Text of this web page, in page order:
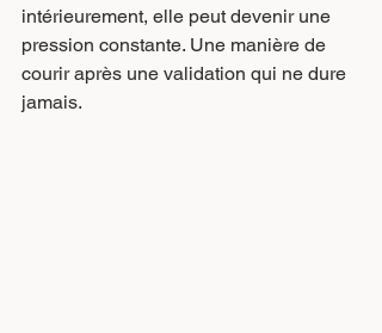
intérieurement, elle peut devenir une
pression constante. Une manière de
courir après une validation qui ne dure
jamais.